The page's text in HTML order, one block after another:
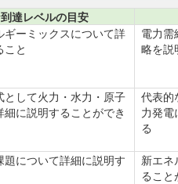
達レベルの目安
ギーミックスについて詳
と
電力需
略を説
として火力・水力・原子
に説明することができ
代表的
力発電
る
題について詳細に説明す
新エネ
ること